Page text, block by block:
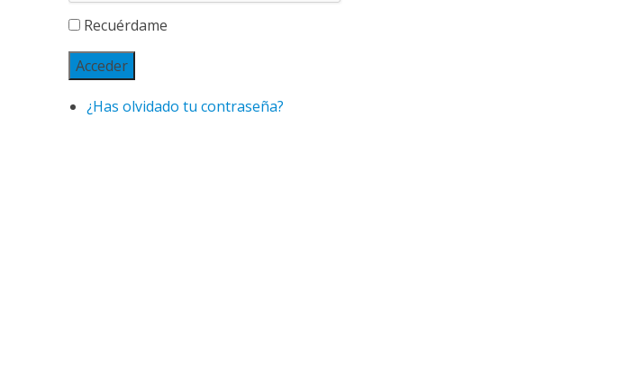
Recuérdame
Acceder
¿Has olvidado tu contraseña?